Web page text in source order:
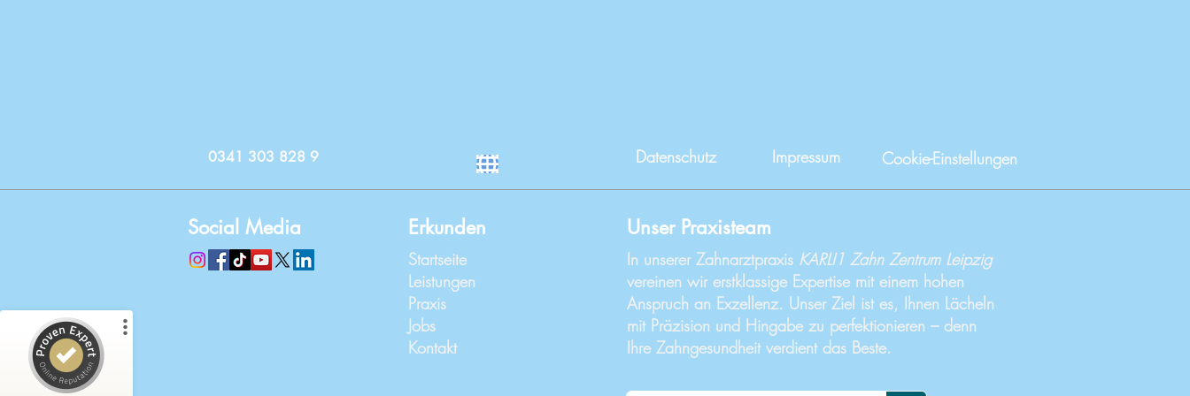
0341 303 828 9 Datenschutz Impressum Cookie-Einstellungen
Social Media Erkunden
Startseite
Leistungen
Praxis
Jobs
Kontakt
Unser Praxisteam
In unserer Zahnarztpraxis KARLI1 Zahn Zentrum Leipzig
vereinen wir erstklassige Expertise mit einem hohen
Anspruch an Exzellenz. Unser Ziel ist es, Ihnen Lächeln
mit Präzision und Hingabe zu perfektionieren – denn
Ihre Zahngesundheit verdient das Beste.
Kundenbewertungen und Erfahrungen zu
KARLI1 Zahn Zentrum Leipzig